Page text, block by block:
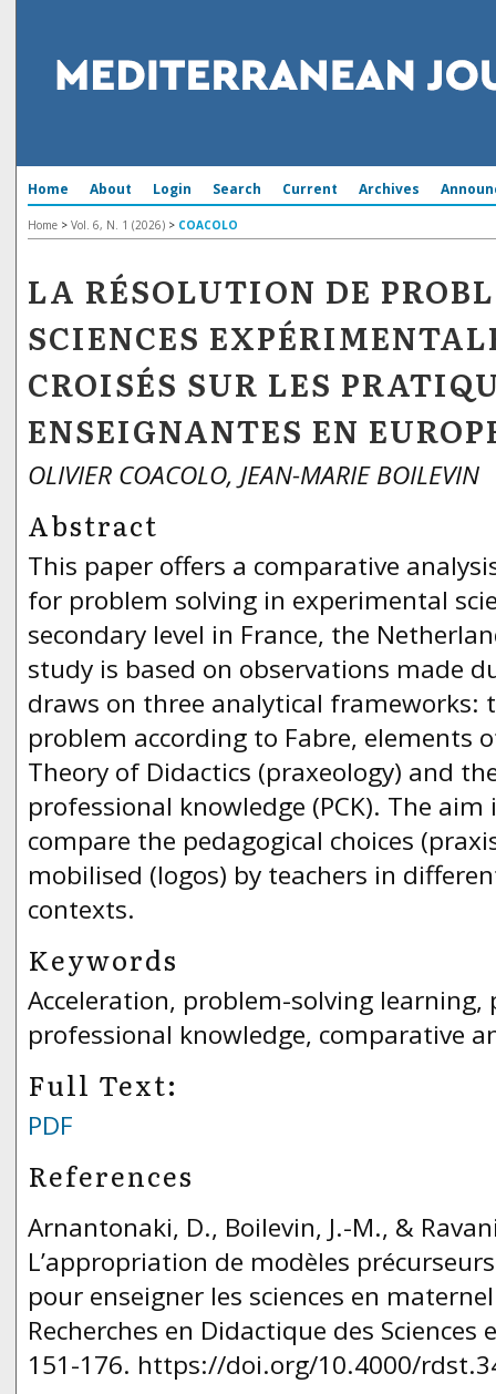
Home About Login Search Current Archives
Home > Vol. 6, N. 1 (2026) > COACOLO
LA RÉSOLUTION DE
SCIENCES
CROISÉS SUR LES
ENSEIGNANTES EN
OLIVIER COACOLO, JEAN-MARIE BOILEVIN
Abstract
This paper offers a comparative
for problem solving in experimental
secondary level in France, the
study is based on observations made
draws on three analytical frameworks:
problem according to Fabre, elements
Theory of Didactics (praxeology) and
professional knowledge (PCK). The
compare the pedagogical choices
mobilised (logos) by teachers in
contexts.
Keywords
Acceleration, problem-solving learning,
professional knowledge, comparative
Full Text:
PDF
References
Arnantonaki, D., Boilevin, J.-M., &
L’appropriation de modèles
pour enseigner les sciences en
Recherches en Didactique des Sciences
151-176. https://doi.org/10.4000/